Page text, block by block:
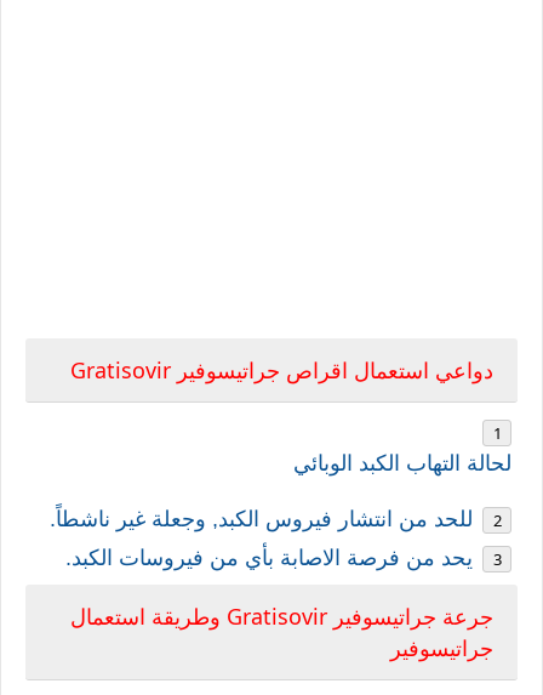
دواعي استعمال اقراص جراتيسوفير Gratisovir
لحالة التهاب الكبد الوبائي
للحد من انتشار فيروس الكبد, وجعلة غير ناشطاً.
يحد من فرصة الاصابة بأي من فيروسات الكبد.
جرعة جراتيسوفير Gratisovir وطريقة استعمال
جراتيسوفير